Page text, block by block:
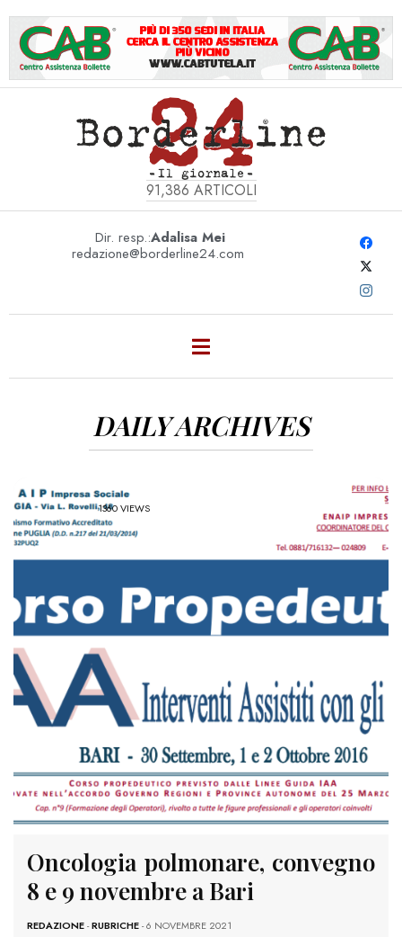
91,386 ARTICOLI
Dir. resp.:Adalisa Mei
redazione@borderline24.com
DAILY ARCHIVES
1360 VIEWS
Oncologia polmonare, convegno
8 e 9 novembre a Bari
REDAZIONE-RUBRICHE- 6 NOVEMBRE 2021